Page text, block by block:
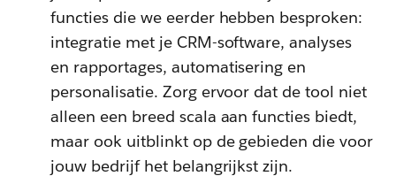
functies die we eerder hebben besproken:
integratie met je CRM-software, analyses
en rapportages, automatisering en
personalisatie. Zorg ervoor dat de tool niet
alleen een breed scala aan functies biedt,
maar ook uitblinkt op de gebieden die voor
jouw bedrijf het belangrijkst zijn.